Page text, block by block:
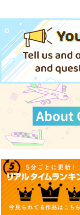
990円 （税込）
魂魄妖夢
サンプル
作品詳細
東方スライドキーホル
ダー 依神紫苑